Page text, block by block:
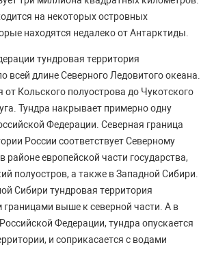
на некоторых островных
находятся недалеко от Антарктиды.
тундровая территория
всей длине Северного Ледовитого океана.
от Кольского полуострова до Чукотского
Тундра накрывает примерно одну
Федерации. Северная граница
России соответствует Северному
районе европейской части государства,
полуостров, а также в Западной Сибири.
Сибири тундровая территория
границами выше к северной части. А в
Федерации, тундра опускается
и соприкасается с водами